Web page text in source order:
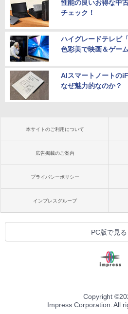
性能の良いお得な中
チェック！
ハイグレードテレビ
色彩美で映画＆ゲー
AIスマートノートの
なぜ魅力的なのか？
本サイトのご利用について
広告掲載のご案内
プライバシーポリシー
インプレスグループ
PC版で見る
Copyright ©
Impress Corporation. All